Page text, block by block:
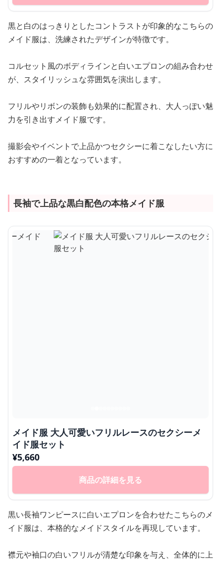
黒と白のはっきりとしたコントラストが印象的なこちらの
メイド服は、洗練されたデザインが特徴です。
コルセット風のボディラインと白いエプロンの組み合わせ
が、スタイリッシュな雰囲気を演出します。
フリルやリボンの装飾も効果的に配置され、大人っぽい魅
力を引き出すメイド服です。
撮影会やイベントで上品かつセクシーに着こなしたい方に
おすすめの一着となっています。
長袖で上品な黒白配色の本格メイド服
メイド服 大人可愛いフリルレースのセクシーメ
イド服セット
¥5,660
商品の詳細を見る
黒い長袖ワンピースに白いエプロンを合わせたこちらのメ
イド服は、本格的なメイドスタイルを再現しています。
襟元や袖口の白いフリルが清楚な印象を与え、全体的に上